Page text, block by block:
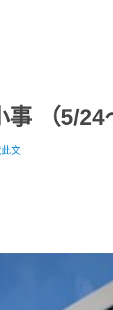
（5/24
文